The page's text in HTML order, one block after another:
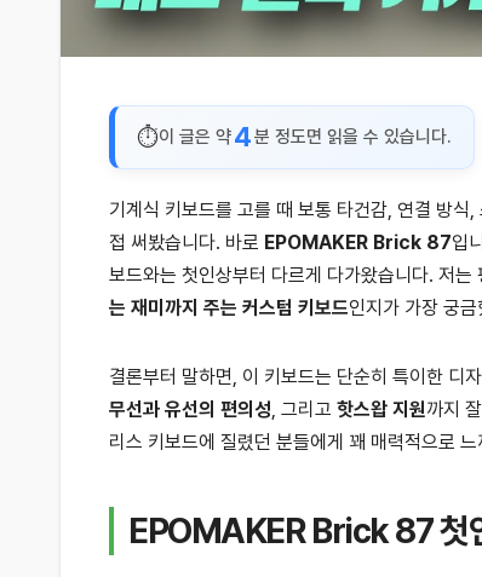
이 글은 약4분 정도면 읽을 수 있습니다.
기계식 키보드를 고를 때 보통 타건감, 연결 방
접 써봤습니다. 바로 EPOMAKER Brick 87입
보드와는 첫인상부터 다르게 다가왔습니다. 저
는 재미까지 주는 커스텀 키보드인지가 가장 궁금
결론부터 말하면, 이 키보드는 단순히 특이한 디
무선과 유선의 편의성, 그리고 핫스왑 지원까지
리스 키보드에 질렸던 분들에게 꽤 매력적으로
EPOMAKER Brick 87 첫